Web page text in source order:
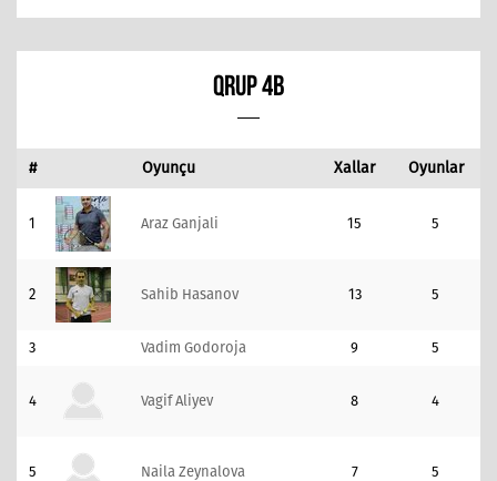
QRUP 4B
# Oyunçu Xallar Oyunlar
1 Araz Ganjali 15 5
2 Sahib Hasanov 13 5
3 Vadim Godoroja 9 5
4 Vagif Aliyev 8 4
5 Naila Zeynalova 7 5